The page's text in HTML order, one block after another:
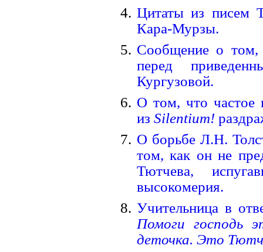
Цитаты из писем
Кара-Мурзы.
Сообщение о
перед
Кургузовой.
О том, что частое
из Silentium!
О борьбе Л.Н.
том, как он не
Тютчева,
высокомерия.
Учительница в
Помоги господь
деточка. Это